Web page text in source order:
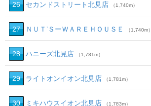
26 セカンドストリート北見店 （1,740m）
27 ＮＵＴ’ＳーＷＡＲＥＨＯＵＳＥ （1,740m）
28 ハニーズ北見店 （1,781m）
29 ライトオンイオン北見店 （1,781m）
30 ミキハウスイオン北見店 （1,783m）